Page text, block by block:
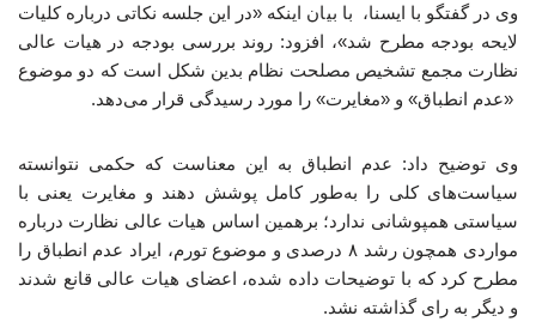
وی در گفتگو با ایسنا، با بیان اینکه «در این جلسه نکاتی درباره کلیات
لایحه بودجه مطرح شد»، افزود: روند بررسی بودجه در هیات عالی
نظارت مجمع تشخیص مصلحت نظام بدین شکل است که دو موضوع
«عدم انطباق» و «مغایرت» را مورد رسیدگی قرار می‌دهد.
وی توضیح داد: عدم انطباق به این معناست که حکمی نتوانسته
سیاست‌های کلی را به‌طور کامل پوشش دهند و مغایرت یعنی با
سیاستی همپوشانی ندارد؛ برهمین اساس هیات عالی نظارت درباره
مواردی همچون رشد ۸ درصدی و موضوع تورم، ایراد عدم انطباق را
مطرح کرد که با توضیحات داده شده، اعضای هیات عالی قانع شدند
و دیگر به رای گذاشته نشد.